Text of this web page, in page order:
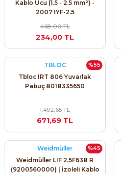
Pako Şalterler
Kablo Ucu (1.5 - 2.5 mm²) -
2007 IYF-2.5
468,00 TL
234,00 TL
%55
TBLOC
Tbloc IRT 806 Yuvarlak
Pabuç 8018335650
1.492,65 TL
671,69 TL
%45
Weidmüller
Weidmüller LIF 2,5F638 R
(9200560000) | İzoleli Kablo